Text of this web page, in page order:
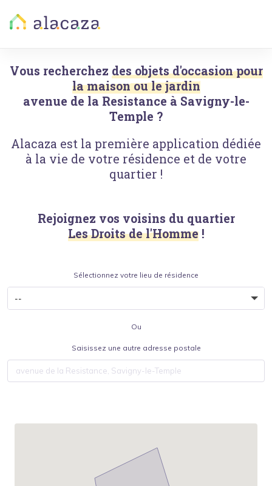
Vous recherchez des objets d'occasion pour
la maison ou le jardin
avenue de la Resistance à Savigny-le-
Temple ?
Alacaza est la première application dédiée
à la vie de votre résidence et de votre
quartier !
Rejoignez vos voisins du quartier
Les Droits de l'Homme !
Sélectionnez votre lieu de résidence
Ou
Saisissez une autre adresse postale